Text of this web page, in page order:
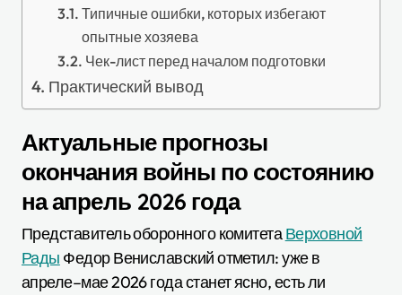
Типичные ошибки, которых избегают
опытные хозяева
Чек-лист перед началом подготовки
Практический вывод
Актуальные прогнозы
окончания войны по состоянию
на апрель 2026 года
Представитель оборонного комитетаВерховной
Рады Федор Вениславский отметил: уже в
апреле–мае 2026 года станет ясно, есть ли